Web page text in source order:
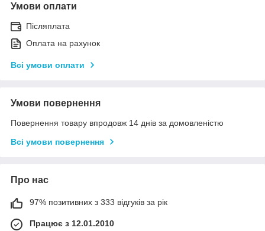
Умови оплати
Післяплата
Оплата на рахунок
Всі умови оплати
Умови повернення
Повернення товару впродовж 14 днів за домовленістю
Всі умови повернення
Про нас
97% позитивних з 333 відгуків за рік
Працює з 12.01.2010